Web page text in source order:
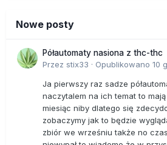
Nowe posty
Półautomaty nasiona z thc-thc
Przez stix33 · Opublikowano 10
Ja pierwszy raz sadze
naczytalem na ich temat to
miesiąc niby dlatego się
zobaczymy jak to będzie
zbiór we wrześniu także no